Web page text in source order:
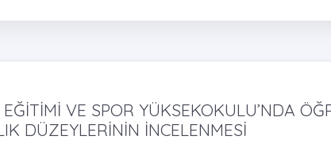
VE SPOR YÜKSEKOKULU’NDA
DÜZEYLERİNİN İNCELENMESİ